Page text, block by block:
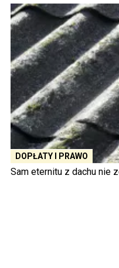
DOPŁATY I PRAWO
Sam eternitu z dachu nie